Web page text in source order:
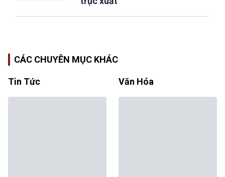
CÁC CHUYÊN MỤC KHÁC
Tin Tức Văn Hóa